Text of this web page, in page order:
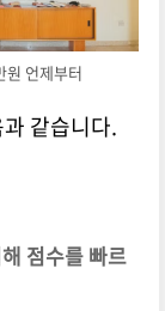
원 언제부터
같습니다.
점수를 빠르